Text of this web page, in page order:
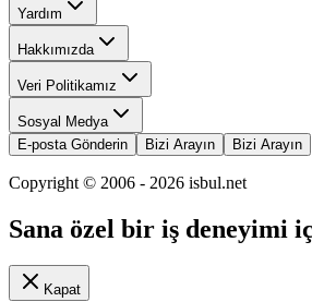
Yardım
Hakkımızda
Veri Politikamız
Sosyal Medya
E-posta Gönderin
Bizi Arayın Bizi Arayın
Copyright © 2006 - 2026 isbul.net
Sana özel bir iş deneyimi
Kapat